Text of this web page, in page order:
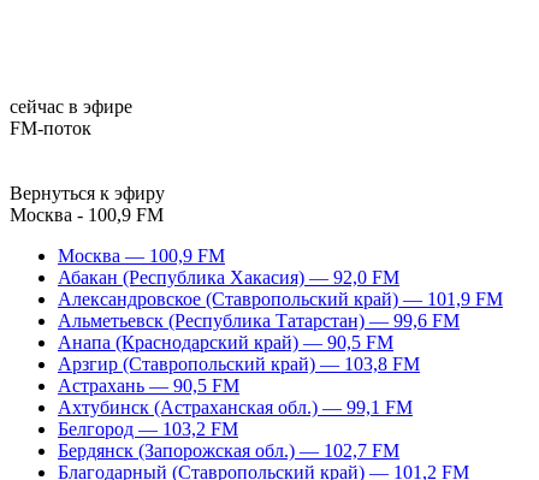
сейчас в эфире
FM-поток
Вернуться к эфиру
Москва - 100,9 FM
Москва — 100,9 FM
Абакан (Республика Хакасия) — 92,0 FM
Александровское (Ставропольский край) — 101,9 FM
Альметьевск (Республика Татарстан) — 99,6 FM
Анапа (Краснодарский край) — 90,5 FM
Арзгир (Ставропольский край) — 103,8 FM
Астрахань — 90,5 FM
Ахтубинск (Астраханская обл.) — 99,1 FM
Белгород — 103,2 FM
Бердянск (Запорожская обл.) — 102,7 FM
Благодарный (Ставропольский край) — 101,2 FM